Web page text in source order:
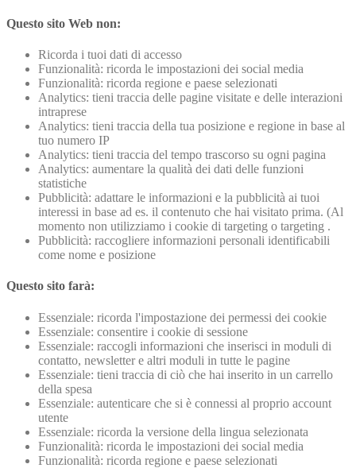
Questo sito Web non:
Ricorda i tuoi dati di accesso
Funzionalità: ricorda le impostazioni dei social media
Funzionalità: ricorda regione e paese selezionati
Analytics: tieni traccia delle pagine visitate e delle interazioni
intraprese
Analytics: tieni traccia della tua posizione e regione in base al
tuo numero IP
Analytics: tieni traccia del tempo trascorso su ogni pagina
Analytics: aumentare la qualità dei dati delle funzioni
statistiche
Pubblicità: adattare le informazioni e la pubblicità ai tuoi
interessi in base ad es. il contenuto che hai visitato prima. (Al
momento non utilizziamo i cookie di targeting o targeting .
Pubblicità: raccogliere informazioni personali identificabili
come nome e posizione
Questo sito farà:
Essenziale: ricorda l'impostazione dei permessi dei cookie
Essenziale: consentire i cookie di sessione
Essenziale: raccogli informazioni che inserisci in moduli di
contatto, newsletter e altri moduli in tutte le pagine
Essenziale: tieni traccia di ciò che hai inserito in un carrello
della spesa
Essenziale: autenticare che si è connessi al proprio account
utente
Essenziale: ricorda la versione della lingua selezionata
Funzionalità: ricorda le impostazioni dei social media
Funzionalità: ricorda regione e paese selezionati